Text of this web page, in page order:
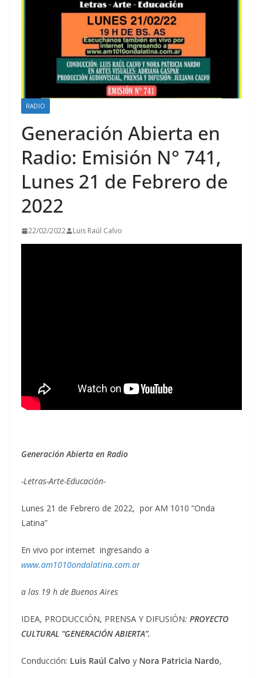
RADIO
Generación Abierta en
Radio: Emisión N° 741,
Lunes 21 de Febrero de
2022
22/02/2022 Luis Raúl Calvo
Generación Abierta en Radio
-Letras-Arte-Educación-
Lunes 21 de Febrero de 2022, por AM 1010 “Onda
Latina”
En vivo por internet ingresando a
www.am1010ondalatina.com.ar
a las 19 h de Buenos Aires
IDEA, PRODUCCIÓN, PRENSA Y DIFUSIÓN: PROYECTO
CULTURAL “GENERACIÓN ABIERTA”.
Conducción: Luis Raúl Calvo y Nora Patricia Nardo,